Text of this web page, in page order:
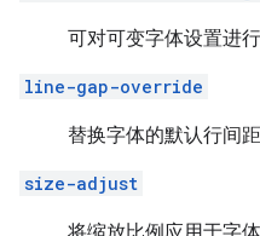
可对可变字体设置进行
line-gap-override
替换字体的默认行间距
size-adjust